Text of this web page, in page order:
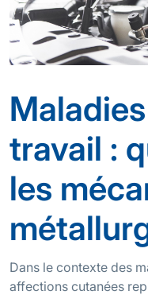
travail :
les
Dans le contexte des
affections cutanées